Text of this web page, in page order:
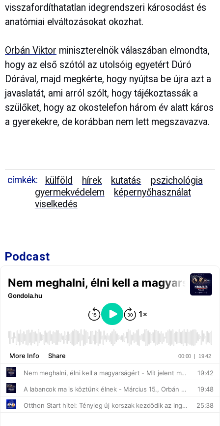
visszafordíthatatlan idegrendszeri károsodást és
anatómiai elváltozásokat okozhat.
Orbán Viktor miniszterelnök válaszában elmondta,
hogy az első szótól az utolsóig egyetért Dúró
Dórával, majd megkérte, hogy nyújtsa be újra azt a
javaslatát, ami arról szólt, hogy tájékoztassák a
szülőket, hogy az okostelefon három év alatt káros
a gyerekekre, de korábban nem lett megszavazva.
címkék: külföld hírek kutatás
pszichológia
gyermekvédelem
képernyőhasználat
viselkedés
Podcast